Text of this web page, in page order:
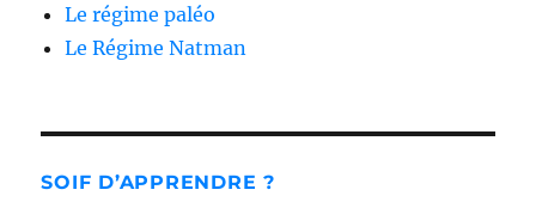
Le régime paléo
Le Régime Natman
SOIF D’APPRENDRE ?